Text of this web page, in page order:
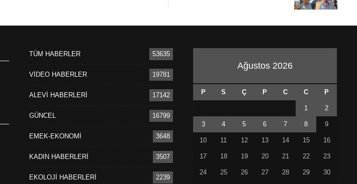
TÜM HABERLER 53635
VİDEO HABERLER 19781
ALEVİ HABERLERİ 17142
GÜNCEL 16799
EMEK-EKONOMİ 3648
KADIN HABERLERİ 3507
EKOLOJİ HABERLERİ 2239
Ağustos 2026
P S Ç P C C P
1 2
3 4 5 6 7 8 9
10 11 12 13 14 15 16
17 18 19 20 21 22 23
24 25 26 27 28 29 30